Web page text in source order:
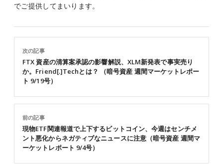
でご提供してまいります。
前の記事
現物ETF関連報道で上下するビットコイン、今週はセンチメ
ント悪化からネガティブなニュースに注意（暗号資産 週間マ
ーケットレポート 9/4号）
次の記事
FTX 資産の清算案承認の影響解説、XLM新発表で事実売り
か。Friend[.]Techとは？ （暗号資産 週間マーケットレポー
ト 9/19号）